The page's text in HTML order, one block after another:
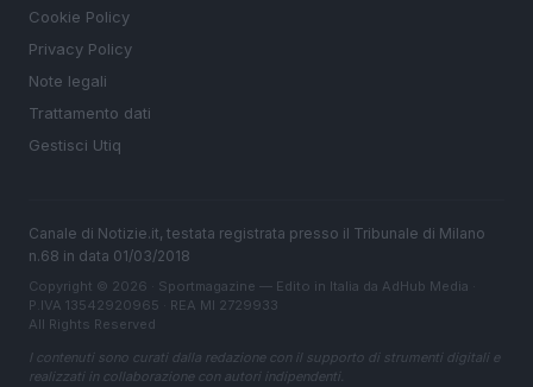
Cookie Policy
Privacy Policy
Note legali
Trattamento dati
Gestisci Utiq
Canale di Notizie.it, testata registrata presso il Tribunale di Milano
n.68 in data 01/03/2018
Copyright © 2026 · Sportmagazine — Edito in Italia da AdHub Media
P.IVA 13542920965 · REA MI 2729933
All Rights Reserved
I contenuti sono curati dalla redazione con il supporto di strumenti digitali e
realizzati in collaborazione con autori indipendenti.